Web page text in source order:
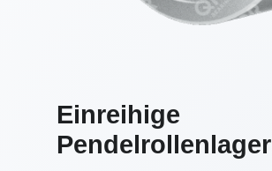
Einreihige
Pendelrollenlager